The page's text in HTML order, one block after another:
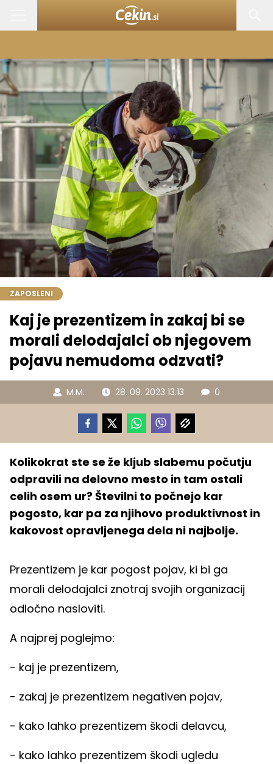
ZAPOSLENI
Kaj je prezentizem in zakaj bi se
morali delodajalci ob njegovem
pojavu nemudoma odzvati?
M.M. 28. 09. 2023 13.13 0
Kolikokrat ste se že kljub slabemu počutju
odpravili na delovno mesto in tam ostali
celih osem ur? Številni to počnejo kar
pogosto, kar pa za njihovo produktivnost in
kakovost opravljenega dela ni najbolje.
Prezentizem je kar pogost pojav, ki bi ga
morali delodajalci znotraj svojih organizacij
odločno nasloviti.
A najprej poglejmo:
- kaj je prezentizem,
- zakaj je prezentizem negativen pojav,
- kako lahko prezentizem škodi delavcu,
- kako lahko prezentizem škodi ugledu